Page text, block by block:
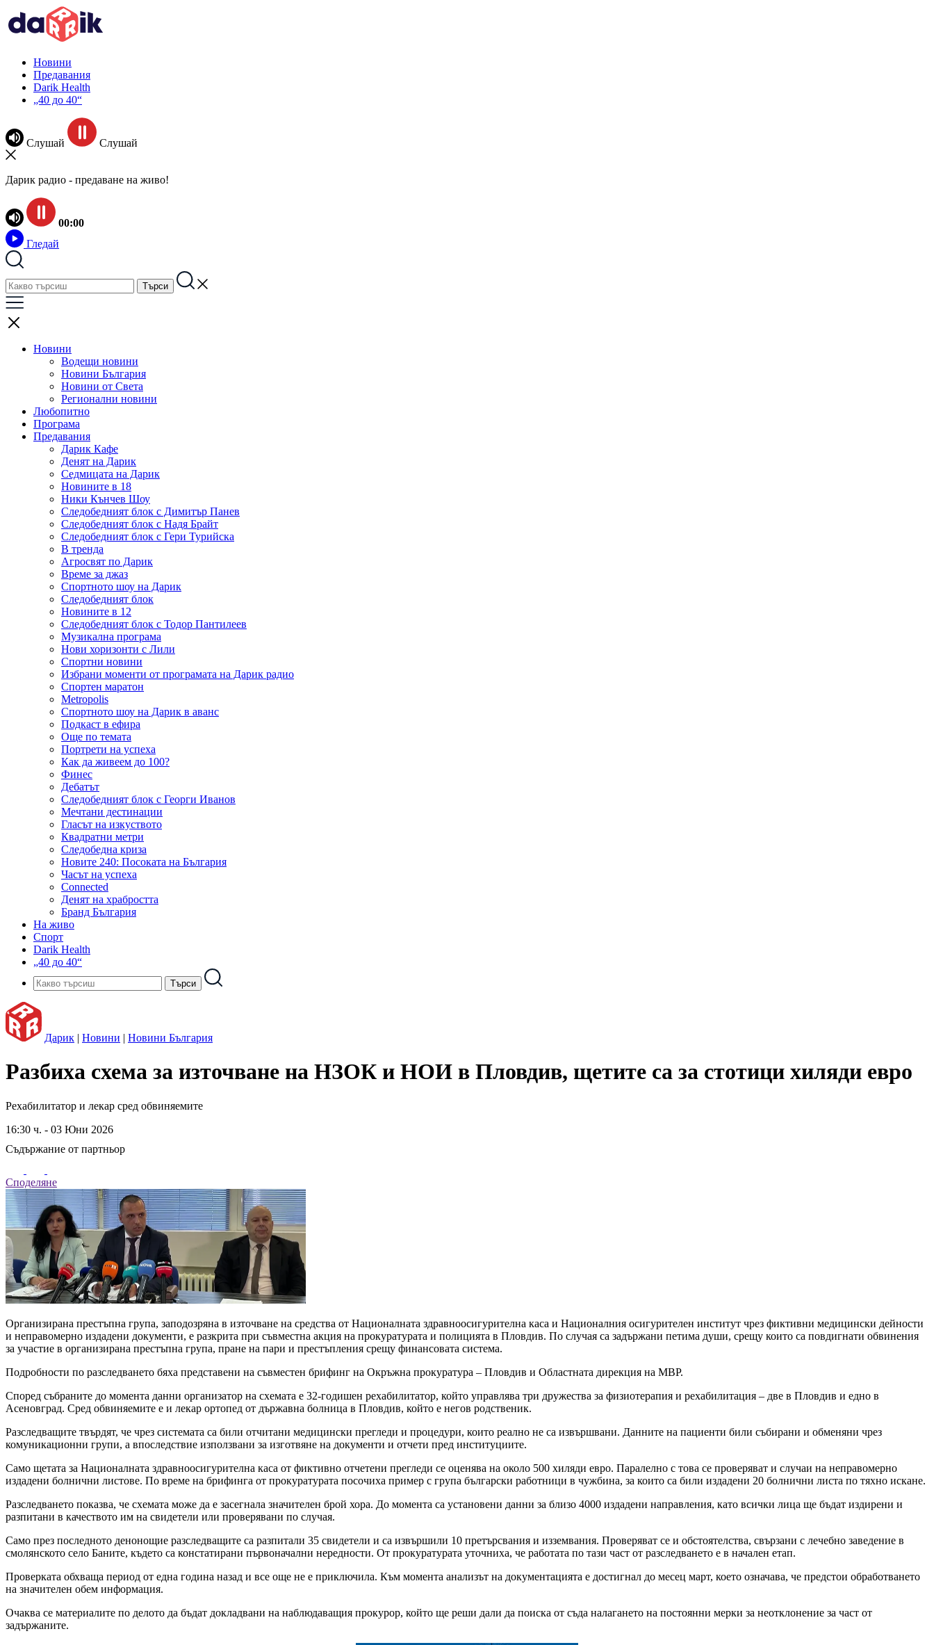
Новини
Предавания
Darik Health
„40 до 40“
Слушай Слушай
Дарик радио - предаване на живо!
00:00
Гледай
Новини
Водещи новини
Новини България
Новини от Света
Регионални новини
Любопитно
Програма
Предавания
Дарик Кафе
Денят на Дарик
Седмицата на Дарик
Новините в 18
Ники Кънчев Шоу
Следобедният блок с Димитър Панев
Следобедният блок с Надя Брайт
Следобедният блок с Гери Турийска
В тренда
Агросвят по Дарик
Време за джаз
Спортното шоу на Дарик
Следобедният блок
Новините в 12
Следобедният блок с Тодор Пантилеев
Музикална програма
Нови хоризонти с Лили
Спортни новини
Избрани моменти от програмата на Дарик радио
Спортен маратон
Metropolis
Спортното шоу на Дарик в аванс
Подкаст в ефира
Още по темата
Портрети на успеха
Как да живеем до 100?
Финес
Дебатът
Следобедният блок с Георги Иванов
Мечтани дестинации
Гласът на изкуството
Квадратни метри
Следобедна криза
Новите 240: Посоката на България
Часът на успеха
Connected
Денят на храбростта
Бранд България
На живо
Спорт
Darik Health
„40 до 40“
Дарик | Новини | Новини България
Разбиха схема за източване на НЗОК и НОИ в Пловдив, щетите са за стотици хиляди евро
Рехабилитатор и лекар сред обвиняемите
16:30 ч. - 03 Юни 2026
Съдържание от партньор
Споделяне
Организирана престъпна група, заподозряна в източване на средства от Националната здравноосигурителна каса и Националния осигурителен институт чрез фиктивни медицински дейности
и неправомерно издадени документи, е разкрита при съвместна акция на прокуратурата и полицията в Пловдив. По случая са задържани петима души, срещу които са повдигнати обвинения
за участие в организирана престъпна група, пране на пари и престъпления срещу финансовата система.
Подробности по разследването бяха представени на съвместен брифинг на Окръжна прокуратура – Пловдив и Областната дирекция на МВР.
Според събраните до момента данни организатор на схемата е 32-годишен рехабилитатор, който управлява три дружества за физиотерапия и рехабилитация – две в Пловдив и едно в
Асеновград. Сред обвиняемите е и лекар ортопед от държавна болница в Пловдив, който е негов родственик.
Разследващите твърдят, че чрез системата са били отчитани медицински прегледи и процедури, които реално не са извършвани. Данните на пациенти били събирани и обменяни чрез
комуникационни групи, а впоследствие използвани за изготвяне на документи и отчети пред институциите.
Само щетата за Националната здравноосигурителна каса от фиктивно отчетени прегледи се оценява на около 500 хиляди евро. Паралелно с това се проверяват и случаи на неправомерно
издадени болнични листове. По време на брифинга от прокуратурата посочиха пример с група български работници в чужбина, за които са били издадени 20 болнични листа по тяхно искане.
Разследването показва, че схемата може да е засегнала значителен брой хора. До момента са установени данни за близо 4000 издадени направления, като всички лица ще бъдат издирени и
разпитани в качеството им на свидетели или проверявани по случая.
Само през последното денонощие разследващите са разпитали 35 свидетели и са извършили 10 претърсвания и изземвания. Проверяват се и обстоятелства, свързани с лечебно заведение в
смолянското село Баните, където са констатирани първоначални нередности. От прокуратурата уточниха, че работата по тази част от разследването е в начален етап.
Проверката обхваща период от една година назад и все още не е приключила. Към момента анализът на документацията е достигнал до месец март, което означава, че предстои обработването
на значителен обем информация.
Очаква се материалите по делото да бъдат докладвани на наблюдаващия прокурор, който ще реши дали да поиска от съда налагането на постоянни мерки за неотклонение за част от
задържаните.